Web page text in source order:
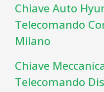
Chiave Auto
Telecomando
Milano
Chiave
Telecomando